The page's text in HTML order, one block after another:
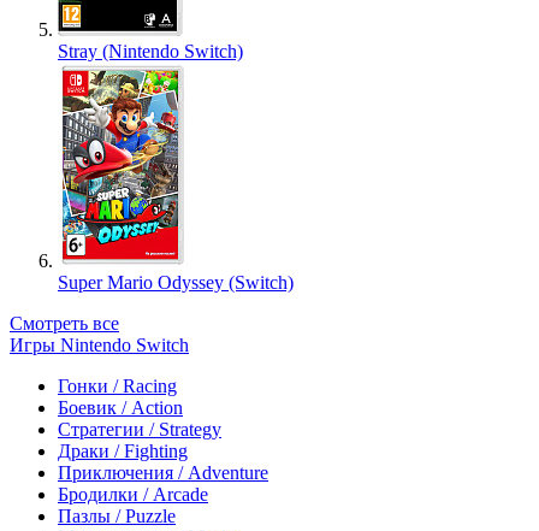
Stray (Nintendo Switch)
Super Mario Odyssey (Switch)
Смотреть все
Игры Nintendo Switch
Гонки / Racing
Боевик / Action
Стратегии / Strategy
Драки / Fighting
Приключения / Adventure
Бродилки / Arcade
Пазлы / Puzzle